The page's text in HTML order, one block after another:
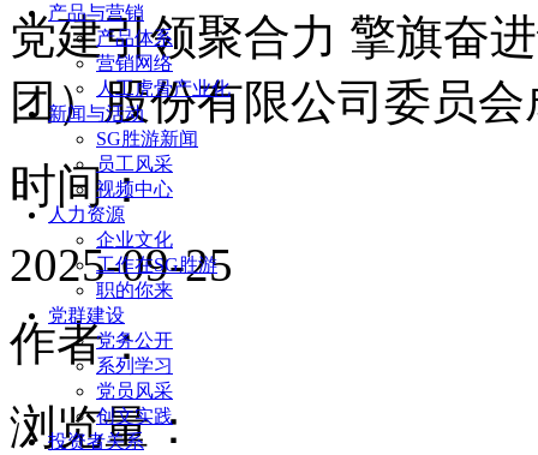
产品与营销
产品体系
营销网络
人工虎骨产业化
新闻与活动
SG胜游新闻
员工风采
视频中心
人力资源
企业文化
工作在SG胜游
职的你来
党群建设
党务公开
系列学习
党员风采
创文实践
投资者关系
党建引领聚合力 擎旗奋
团）股份有限公司委员
时间：
2025-09-25
作者：
浏览量：